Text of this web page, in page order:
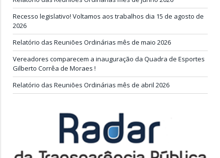
Recesso legislativo! Voltamos aos trabalhos dia 15 de agosto de
2026
Relatório das Reuniões Ordinárias mês de maio 2026
Vereadores comparecem a inauguração da Quadra de Esportes
Gilberto Corrêa de Moraes !
Relatório das Reuniões Ordinárias mês de abril 2026